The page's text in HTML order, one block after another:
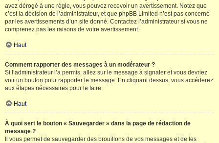
avez dérogé à une règle, vous pouvez recevoir un avertissement. Notez que
c’est la décision de l’administrateur, et que phpBB Limited n’est pas concerné
par les avertissements d’un site donné. Contactez l’administrateur si vous ne
comprenez pas les raisons de votre avertissement.
Haut
Comment rapporter des messages à un modérateur ?
Si l’administrateur l’a permis, allez sur le message à signaler et vous devriez
voir un bouton pour rapporter le message. En cliquant dessus, vous accéderez
aux étapes nécessaires pour le faire.
Haut
À quoi sert le bouton « Sauvegarder » dans la page de rédaction de
message ?
Il vous permet de sauvegarder des brouillons de vos messages et de les